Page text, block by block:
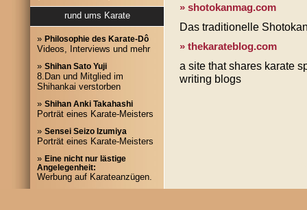
rund ums Karate
» Philosophie des Karate-Dô
Videos, Interviews und mehr
» Shihan Sato Yuji
8.Dan und Mitglied im
Shihankai verstorben
» Shihan Anki Takahashi
Porträt eines Karate-Meisters
» Sensei Seizo Izumiya
Porträt eines Karate-Meisters
» Eine nicht nur lästige
Angelegenheit:
Werbung auf Karateanzügen.
» shotokanmag.com
Das traditionelle
» thekarateblog.com
a site that shares karate
writing blogs